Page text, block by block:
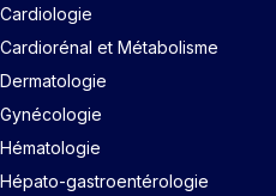
Cardiologie
Cardiorénal et Métabolisme
Dermatologie
Gynécologie
Hématologie
Hépato-gastroentérologie